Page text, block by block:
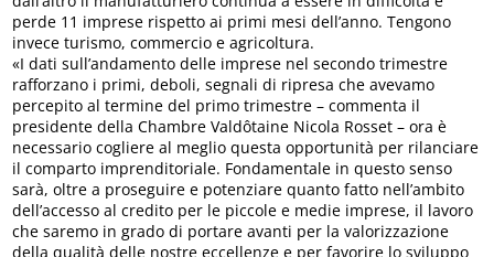
perde 11 imprese rispetto ai primi mesi dell’anno. Tengono
invece turismo, commercio e agricoltura.
«I dati sull’andamento delle imprese nel secondo trimestre
rafforzano i primi, deboli, segnali di ripresa che avevamo
percepito al termine del primo trimestre – commenta il
presidente della Chambre Valdôtaine Nicola Rosset – ora è
necessario cogliere al meglio questa opportunità per rilanciare
il comparto imprenditoriale. Fondamentale in questo senso
sarà, oltre a proseguire e potenziare quanto fatto nell’ambito
dell’accesso al credito per le piccole e medie imprese, il lavoro
che saremo in grado di portare avanti per la valorizzazione
della qualità delle nostre eccellenze e per favorire lo sviluppo